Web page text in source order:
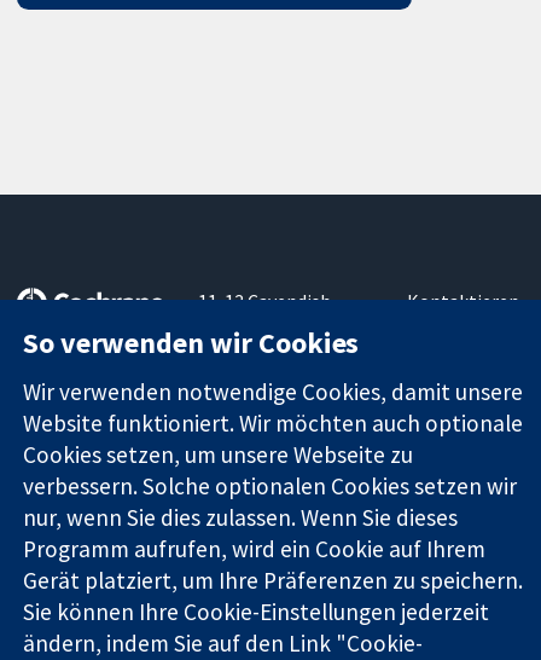
Zuverlässige
Informierte
Entscheidungen
Bessere
Gesundheit
11-13 Cavendish
Square
London
W1G0AN
Vereinigtes
Königreich
Kontaktieren
Pressestelle
Über uns
Cochrane
Library
Die Cochrane Collaboration ist eine gemeinützige Organisation
(Nr. 1045921) und in England und in Wales als eine Gesellschaft
mit beschränkter Haftung (Nr. 03044323) registriert.
So verwenden wir Cookies
Wir verwenden notwendige Cookies, damit unsere
Website funktioniert. Wir möchten auch optionale
Cookies setzen, um unsere Webseite zu
verbessern. Solche optionalen Cookies setzen wir
nur, wenn Sie dies zulassen. Wenn Sie dieses
Programm aufrufen, wird ein Cookie auf Ihrem
Gerät platziert, um Ihre Präferenzen zu speichern.
Sie können Ihre Cookie-Einstellungen jederzeit
ändern, indem Sie auf den Link "Cookie-